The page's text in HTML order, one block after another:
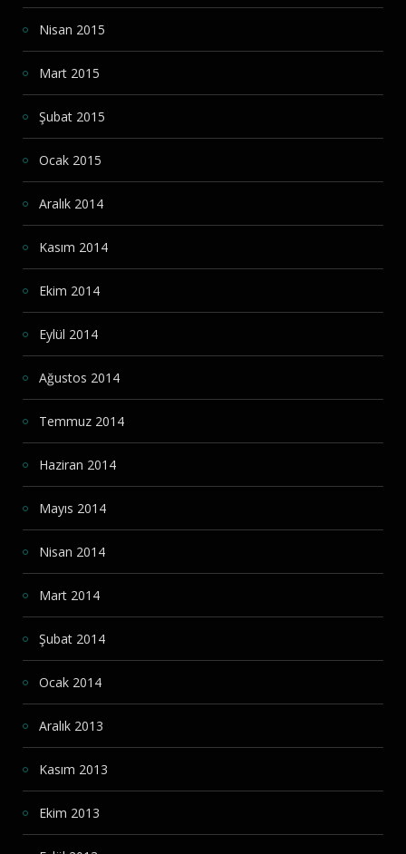
Nisan 2015
Mart 2015
Şubat 2015
Ocak 2015
Aralık 2014
Kasım 2014
Ekim 2014
Eylül 2014
Ağustos 2014
Temmuz 2014
Haziran 2014
Mayıs 2014
Nisan 2014
Mart 2014
Şubat 2014
Ocak 2014
Aralık 2013
Kasım 2013
Ekim 2013